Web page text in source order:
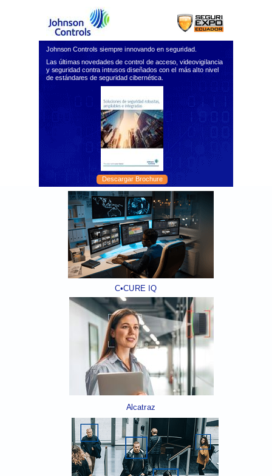
Descargar Brochure
C•CURE IQ
Johnson Controls siempre innovando en seguridad.
Las últimas novedades de control de acceso, videovigilancia
y seguridad contra intrusos diseñados con el más alto nivel
de estándares de seguridad cibernética.
Alcatraz